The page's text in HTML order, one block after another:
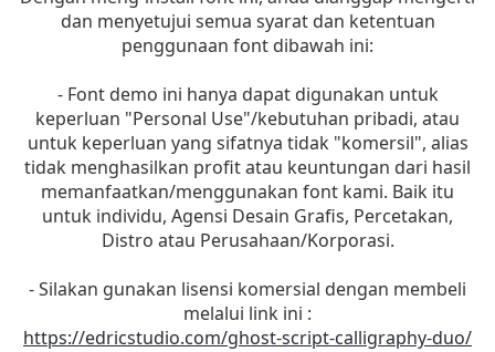
dan menyetujui semua syarat dan ketentuan
penggunaan font dibawah ini:
- Font demo ini hanya dapat digunakan untuk
keperluan "Personal Use"/kebutuhan pribadi, atau
untuk keperluan yang sifatnya tidak "komersil", alias
tidak menghasilkan profit atau keuntungan dari hasil
memanfaatkan/menggunakan font kami. Baik itu
untuk individu, Agensi Desain Grafis, Percetakan,
Distro atau Perusahaan/Korporasi.
- Silakan gunakan lisensi komersial dengan membeli
melalui link ini :
https://edricstudio.com/ghost-script-calligraphy-duo/